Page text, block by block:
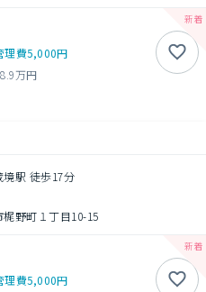
理費5,000円
8.9万円
駅 徒歩17分
野町１丁目10-15
理費5,000円